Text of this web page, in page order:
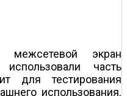
межсетевой экран
часть
для тестирования
использования.